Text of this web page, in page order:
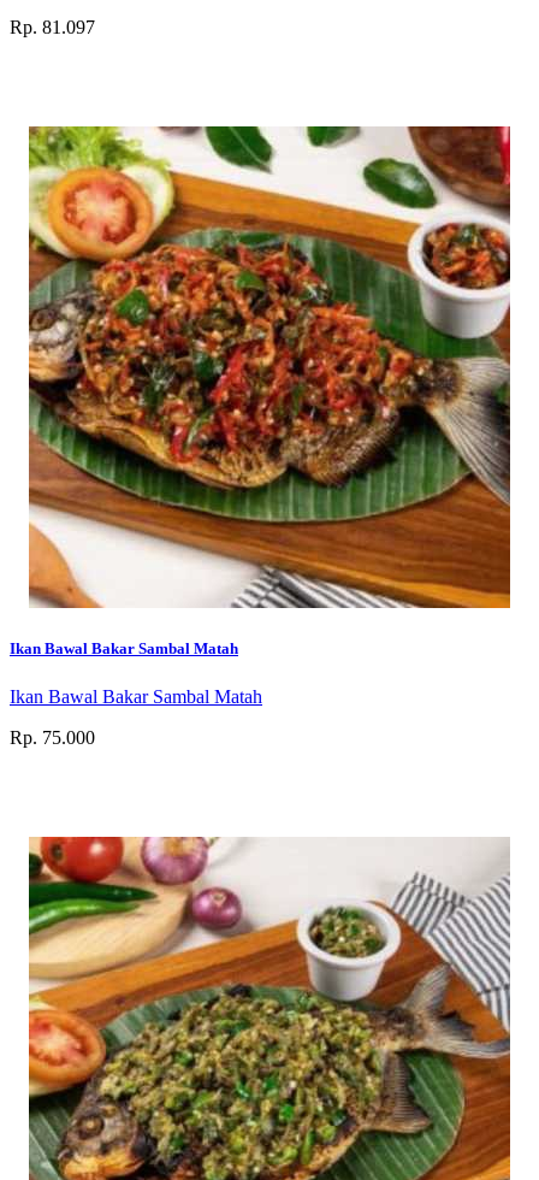
Rp. 81.097
Ikan Bawal Bakar Sambal Matah
Ikan Bawal Bakar Sambal Matah
Rp. 75.000